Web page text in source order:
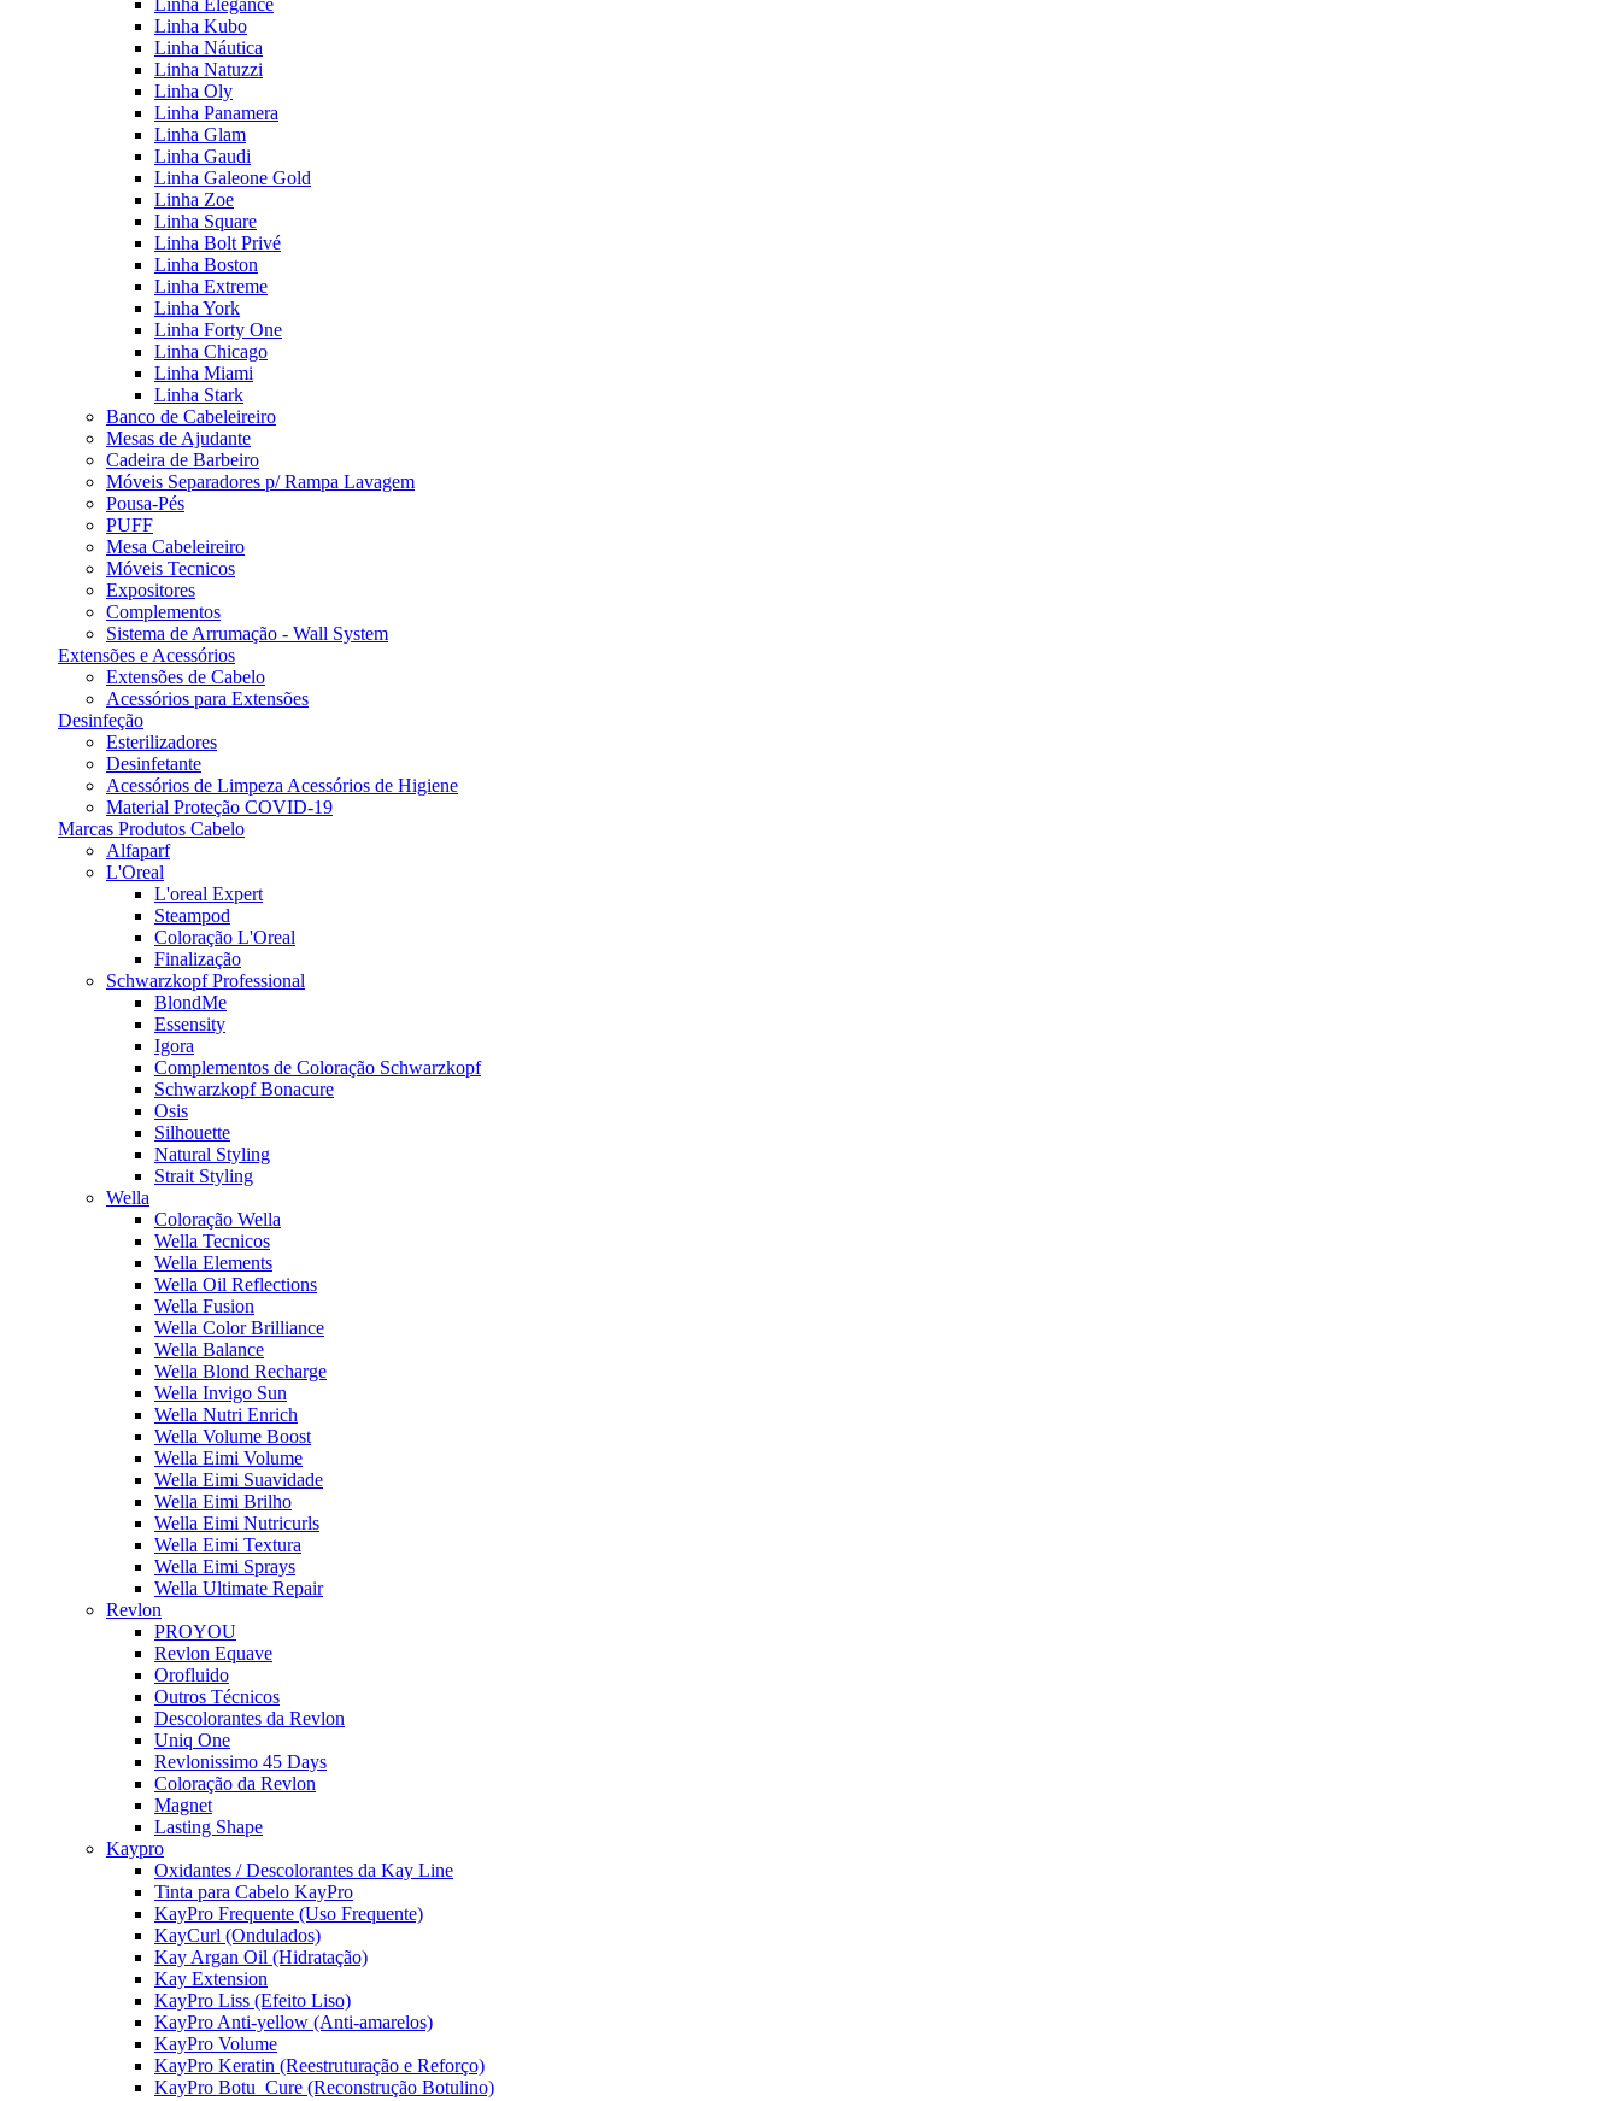
Linha Elegance
Linha Kubo
Linha Náutica
Linha Natuzzi
Linha Oly
Linha Panamera
Linha Glam
Linha Gaudi
Linha Galeone Gold
Linha Zoe
Linha Square
Linha Bolt Privé
Linha Boston
Linha Extreme
Linha York
Linha Forty One
Linha Chicago
Linha Miami
Linha Stark
Banco de Cabeleireiro
Mesas de Ajudante
Cadeira de Barbeiro
Móveis Separadores p/ Rampa Lavagem
Pousa-Pés
PUFF
Mesa Cabeleireiro
Móveis Tecnicos
Expositores
Complementos
Sistema de Arrumação - Wall System
Extensões e Acessórios
Extensões de Cabelo
Acessórios para Extensões
Desinfeção
Esterilizadores
Desinfetante
Acessórios de Limpeza Acessórios de Higiene
Material Proteção COVID-19
Marcas Produtos Cabelo
Alfaparf
L'Oreal
L'oreal Expert
Steampod
Coloração L'Oreal
Finalização
Schwarzkopf Professional
BlondMe
Essensity
Igora
Complementos de Coloração Schwarzkopf
Schwarzkopf Bonacure
Osis
Silhouette
Natural Styling
Strait Styling
Wella
Coloração Wella
Wella Tecnicos
Wella Elements
Wella Oil Reflections
Wella Fusion
Wella Color Brilliance
Wella Balance
Wella Blond Recharge
Wella Invigo Sun
Wella Nutri Enrich
Wella Volume Boost
Wella Eimi Volume
Wella Eimi Suavidade
Wella Eimi Brilho
Wella Eimi Nutricurls
Wella Eimi Textura
Wella Eimi Sprays
Wella Ultimate Repair
Revlon
PROYOU
Revlon Equave
Orofluido
Outros Técnicos
Descolorantes da Revlon
Uniq One
Revlonissimo 45 Days
Coloração da Revlon
Magnet
Lasting Shape
Kaypro
Oxidantes / Descolorantes da Kay Line
Tinta para Cabelo KayPro
KayPro Frequente (Uso Frequente)
KayCurl (Ondulados)
Kay Argan Oil (Hidratação)
Kay Extension
KayPro Liss (Efeito Liso)
KayPro Anti-yellow (Anti-amarelos)
KayPro Volume
KayPro Keratin (Reestruturação e Reforço)
KayPro Botu_Cure (Reconstrução Botulino)